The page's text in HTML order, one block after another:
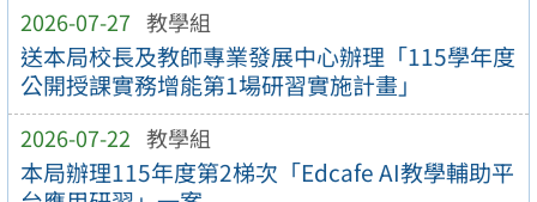
2026-07-27 教學組
送本局校長及教師專業發展中心辦理「115學年度
公開授課實務增能第1場研習實施計畫」
2026-07-22 教學組
本局辦理115年度第2梯次「Edcafe AI教學輔助平